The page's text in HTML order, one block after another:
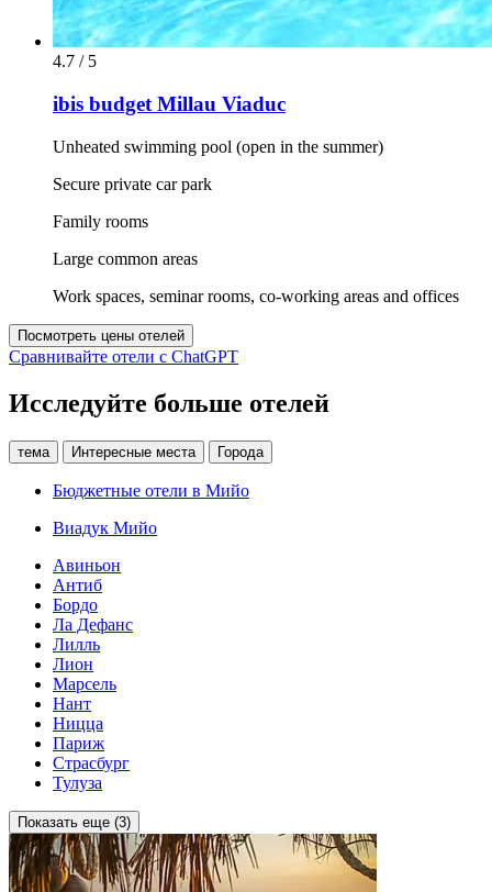
4.7 / 5
ibis budget Millau Viaduc
Unheated swimming pool (open in the summer)
Secure private car park
Family rooms
Large common areas
Work spaces, seminar rooms, co-working areas and offices
Посмотреть цены отелей
Сравнивайте отели с ChatGPT
Исследуйте больше отелей
тема Интересные места Города
Бюджетные отели в Мийо
Виадук Мийо
Авиньон
Антиб
Бордо
Ла Дефанс
Лилль
Лион
Марсель
Нант
Ницца
Париж
Страсбург
Тулуза
Показать еще (3)